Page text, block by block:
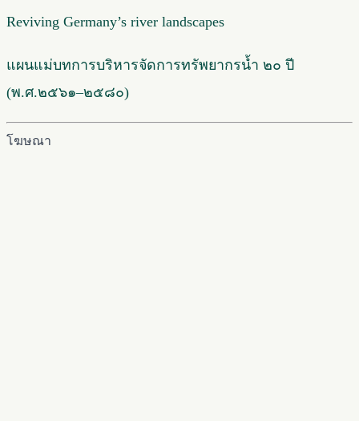
Reviving Germany’s river landscapes
แผนแม่บทการบริหารจัดการทรัพยากรน้ำ ๒๐ ปี
(พ.ศ.๒๕๖๑–๒๕๘๐)
โฆษณา